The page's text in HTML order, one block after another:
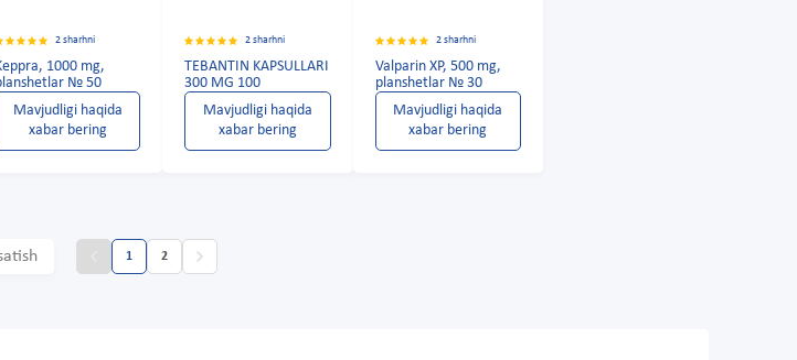
2 sharhni
1000 mg,
№ 50
Mavjudligi haqida
xabar bering
2 sharhni
TEBANTIN KAPSULLARI
300 MG 100
Mavjudligi haqida
xabar bering
2 sharhni
Valparin XP, 500 mg,
planshetlar № 30
Mavjudligi haqida
xabar bering
1 2